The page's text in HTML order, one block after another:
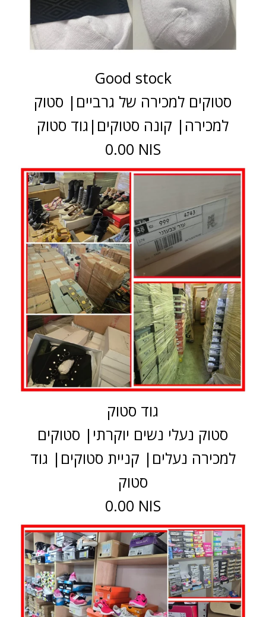
Good stock
סטוקים למכירה של גרביים| סטוק
למכירה| קונה סטוקים|גוד סטוק
0.00 NIS
גוד סטוק
סטוק נעלי נשים יוקרתי| סטוקים
למכירה נעלים| קניית סטוקים| גוד
סטוק
0.00 NIS